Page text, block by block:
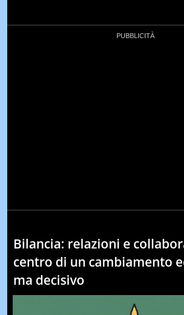
Bilancia: relazioni e
centro di un cambiamento
ma decisivo